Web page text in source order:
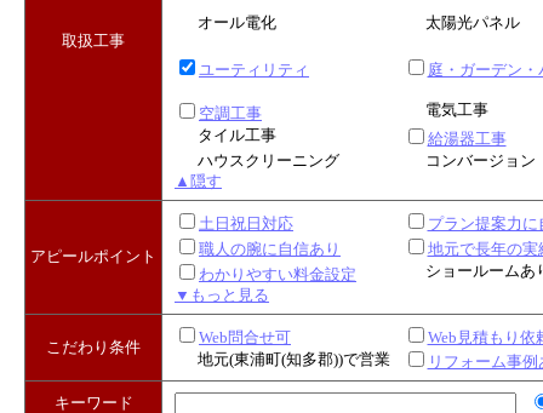
取扱工事
オール電化 太陽光パネル
ユーティリティ 庭・ガーデン・
空調工事
電気工事
タイル工事
給湯器工事
ハウスクリーニング
コンバージョン
▲隠す
アピールポイント
土日祝日対応
プラン提案力に
職人の腕に自信あり
地元で長年の実
わかりやすい料金設定
ショールームあ
▼もっと見る
こだわり条件
Web問合せ可
Web見積もり依
地元(東浦町(知多郡))で営業
リフォーム事例
キーワード